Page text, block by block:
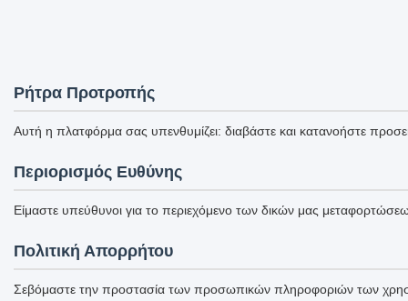
Ρήτρα Προτροπής
Αυτή η πλατφόρμα σας υπενθυμίζει: διαβάστε και κατανοήστε
Περιορισμός Ευθύνης
Είμαστε υπεύθυνοι για το περιεχόμενο των δικών μας
Πολιτική Απορρήτου
Σεβόμαστε την προστασία των προσωπικών πληροφοριών των